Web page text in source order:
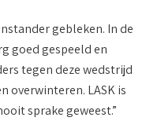
gebleken. In de
goed gespeeld en
tegen deze wedstrijd
overwinteren. LASK is
sprake geweest.”